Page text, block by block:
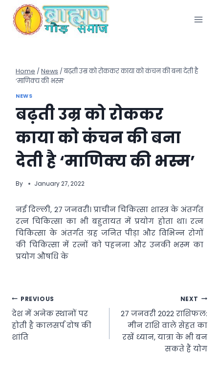
content
Home / News / बढ़ती उम्र को रोककर काया को कंचन की बना देती है
‘माणिक्य की भस्म’
NEWS
बढ़ती उम्र को रोककर
काया को कंचन की बना
देती है ‘माणिक्य की भस्म’
By January 27, 2022
नई दिल्ली, 27 जनवरी। प्राचीन चिकित्सा शास्त्र के अंतर्गत
रत्न चिकित्सा का भी बहुतायत में प्रयोग होता था। रत्न
चिकित्सा के अंतर्गत ग्रह जनित पीड़ा और विभिन्न रोगों
की चिकित्सा में रत्नों को पहनना और उनकी भस्म का
प्रयोग औषधि के
Post
navigation
PREVIOUS
देश में अनेक स्थानों पर
होती है कालसर्प दोष की
शांति
NEXT
27 जनवरी 2022 राशिफल:
मीन राशि वाले सेहत का
रखें ध्यान, यात्रा के भी बन
सकते हैं योग